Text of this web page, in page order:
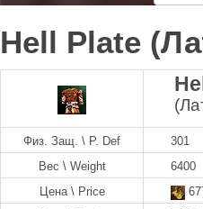
Hell Plate
Физ. Защ. \ P. Def
301
Вес \ Weight
6400
Цена \ Price